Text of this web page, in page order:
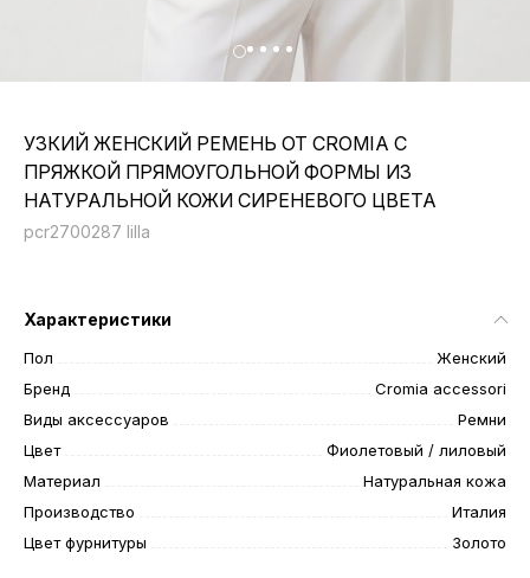
УЗКИЙ ЖЕНСКИЙ РЕМЕНЬ ОТ CROMIA С
ПРЯЖКОЙ ПРЯМОУГОЛЬНОЙ ФОРМЫ ИЗ
НАТУРАЛЬНОЙ КОЖИ СИРЕНЕВОГО ЦВЕТА
рcr2700287 lilla
Характеристики
Пол
Женский
Бренд
Cromia accessori
Виды аксессуаров
Ремни
Цвет
Фиолетовый / лиловый
Материал
Натуральная кожа
Производство
Италия
Цвет фурнитуры
Золото